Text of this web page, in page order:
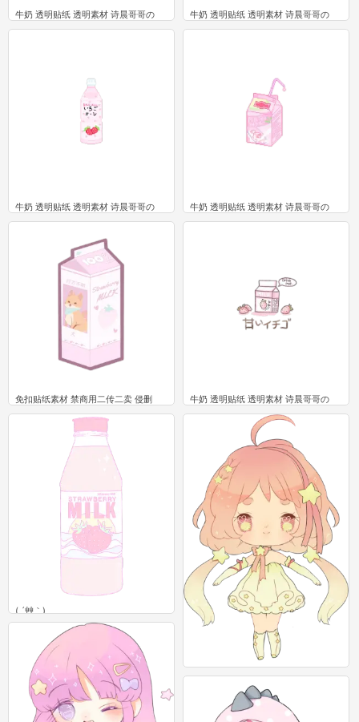
牛奶 透明贴纸 透明素材 诗晨哥哥の
2
牛奶 透明贴纸 透明素材 诗晨哥哥の
4
牛奶 透明贴纸 透明素材 诗晨哥哥の
5
牛奶 透明贴纸 透明素材 诗晨哥哥の
4
( ´艸｀)
牛奶 透明贴纸 透明素材 诗晨哥哥の
1
免扣贴纸素材 禁商用二传二卖 侵删
2